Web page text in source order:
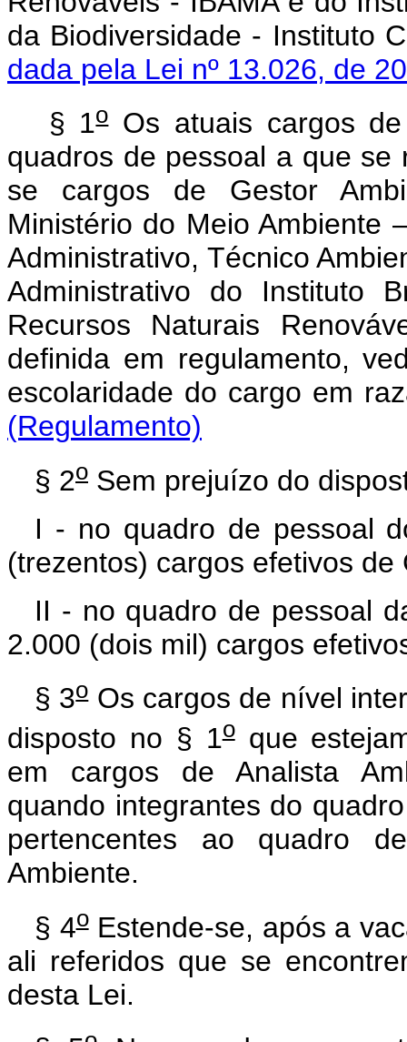
da Biodiversidade -
dada pela Lei nº 13.026, de
§ 1oOs atuais cargos de
quadros de pessoal a que
se cargos de Gestor
Ministério do Meio Ambiente
Administrativo, Técnico
Administrativo do Instituto
Recursos Naturais
definida em regulamento,
escolaridade do cargo
(Regulamento)
§ 2o Sem prejuízo do
I - no quadro de pessoal
(trezentos) cargos efetivos de
II - no quadro de pessoal
2.000 (dois mil) cargos
§ 3oOs cargos de nível
disposto no § 1oque
em cargos de Analista
quando integrantes do
pertencentes ao quadro
Ambiente.
§ 4oEstende-se, após a
ali referidos que se
desta Lei.